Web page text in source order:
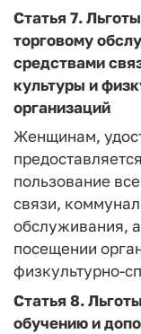
Статья 7.
торговому
средствами
культуры и
организаций
Женщинам,
пользование
связи,
обслуживания,
посещении
физкультурно-
Статья 8.
обучению и